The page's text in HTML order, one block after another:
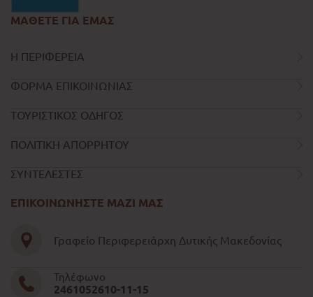
ΜΑΘΕΤΕ ΓΙΑ ΕΜΑΣ
Η ΠΕΡΙΦΕΡΕΙΑ
ΦΟΡΜΑ ΕΠΙΚΟΙΝΩΝΙΑΣ
ΤΟΥΡΙΣΤΙΚΟΣ ΟΔΗΓΟΣ
ΠΟΛΙΤΙΚΗ ΑΠΟΡΡΗΤΟΥ
ΣΥΝΤΕΛΕΣΤΕΣ
ΕΠΙΚΟΙΝΩΝΗΣΤΕ ΜΑΖΙ ΜΑΣ
Γραφείο Περιφερειάρχη Δυτικής Μακεδονίας
Τηλέφωνο
2461052610-11-15